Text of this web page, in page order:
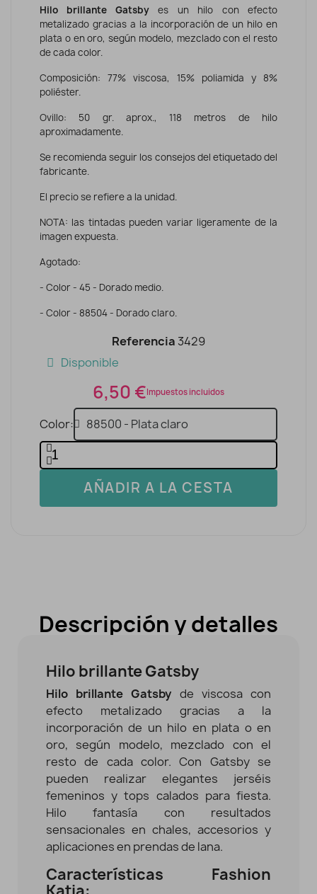
Hilo brillante Gatsby es un hilo con efecto
metalizado gracias a la incorporación de un hilo en
plata o en oro, según modelo, mezclado con el resto
de cada color.
Composición: 77% viscosa, 15% poliamida y 8%
poliéster.
Ovillo: 50 gr. aprox., 118 metros de hilo
aproximadamente.
Se recomienda seguir los consejos del etiquetado del
fabricante.
El precio se refiere a la unidad.
NOTA: las tintadas pueden variar ligeramente de la
imagen expuesta.
Agotado:
- Color - 45 - Dorado medio.
- Color - 88504 - Dorado claro.
Referencia 3429
Disponible
6,50 €Impuestos incluidos
Color
AÑADIR A LA CESTA
Descripción y detalles
Hilo brillante Gatsby
Hilo brillante Gatsby de viscosa con
efecto metalizado gracias a la
incorporación de un hilo en plata o en
oro, según modelo, mezclado con el
resto de cada color. Con Gatsby se
pueden realizar elegantes jerséis
femeninos y tops calados para fiesta.
Hilo fantasía con resultados
sensacionales en chales, accesorios y
aplicaciones en prendas de lana.
Características Fashion